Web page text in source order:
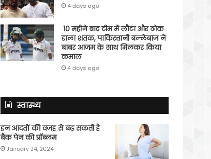
4 days ago
10 महीने बाद टीम में लौटा और ठोक
डाला शतक, पाकिस्तानी बल्लेबाज ने
बाबर आजम के साथ मिलकर किया
कमाल
4 days ago
स्वास्थ्य
इन आदतों की वजह से बढ़ सकती है
बैक पेन की प्रॉब्लम
January 24, 2024